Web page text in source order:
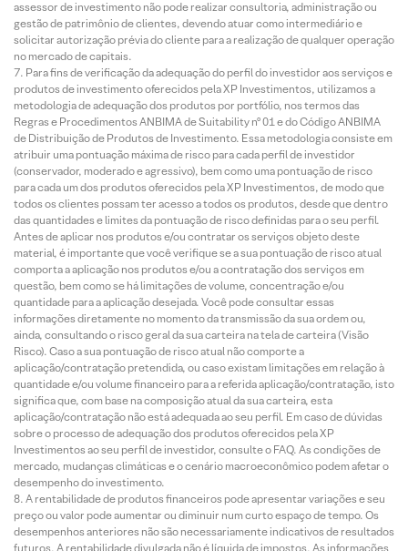
assessor de investimento não pode realizar consultoria, administração ou
gestão de patrimônio de clientes, devendo atuar como intermediário e
solicitar autorização prévia do cliente para a realização de qualquer operação
no mercado de capitais.
Para fins de verificação da adequação do perfil do investidor aos serviços e
produtos de investimento oferecidos pela XP Investimentos, utilizamos a
metodologia de adequação dos produtos por portfólio, nos termos das
Regras e Procedimentos ANBIMA de Suitability nº 01 e do Código ANBIMA
de Distribuição de Produtos de Investimento. Essa metodologia consiste em
atribuir uma pontuação máxima de risco para cada perfil de investidor
(conservador, moderado e agressivo), bem como uma pontuação de risco
para cada um dos produtos oferecidos pela XP Investimentos, de modo que
todos os clientes possam ter acesso a todos os produtos, desde que dentro
das quantidades e limites da pontuação de risco definidas para o seu perfil.
Antes de aplicar nos produtos e/ou contratar os serviços objeto deste
material, é importante que você verifique se a sua pontuação de risco atual
comporta a aplicação nos produtos e/ou a contratação dos serviços em
questão, bem como se há limitações de volume, concentração e/ou
quantidade para a aplicação desejada. Você pode consultar essas
informações diretamente no momento da transmissão da sua ordem ou,
ainda, consultando o risco geral da sua carteira na tela de carteira (Visão
Risco). Caso a sua pontuação de risco atual não comporte a
aplicação/contratação pretendida, ou caso existam limitações em relação à
quantidade e/ou volume financeiro para a referida aplicação/contratação, isto
significa que, com base na composição atual da sua carteira, esta
aplicação/contratação não está adequada ao seu perfil. Em caso de dúvidas
sobre o processo de adequação dos produtos oferecidos pela XP
Investimentos ao seu perfil de investidor, consulte o FAQ. As condições de
mercado, mudanças climáticas e o cenário macroeconômico podem afetar o
desempenho do investimento.
A rentabilidade de produtos financeiros pode apresentar variações e seu
preço ou valor pode aumentar ou diminuir num curto espaço de tempo. Os
desempenhos anteriores não são necessariamente indicativos de resultados
futuros. A rentabilidade divulgada não é líquida de impostos. As informações